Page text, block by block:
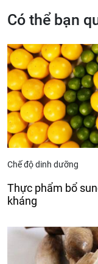
Có thể bạn
Chế độ dinh dưỡng
Thực phẩm bổ
kháng